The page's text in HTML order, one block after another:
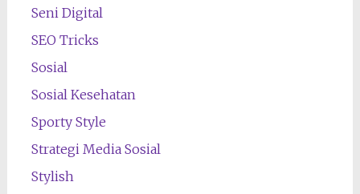
Seni Digital
SEO Tricks
Sosial
Sosial Kesehatan
Sporty Style
Strategi Media Sosial
Stylish